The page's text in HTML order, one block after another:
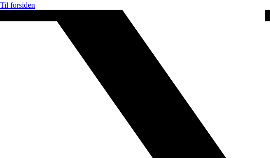
Til forsiden